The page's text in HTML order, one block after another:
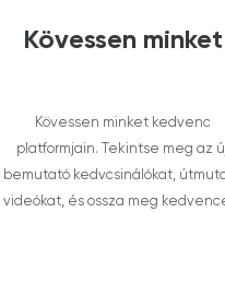
Kövessen minket
Kövessen minket kedvenc
platformjain. Tekintse meg az
bemutató kedvcsinálókat,
videókat, és ossza meg